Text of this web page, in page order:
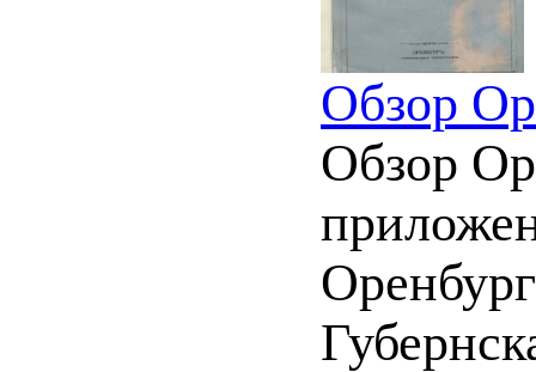
Обзор
Обзор